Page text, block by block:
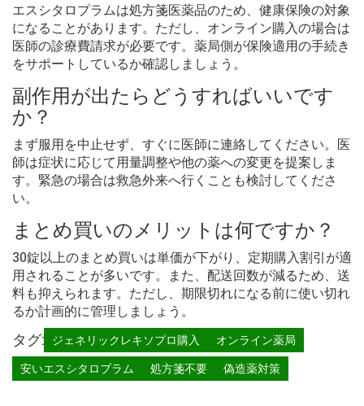
エスシタロプラムは処方箋医薬品のため、健康保険の対象
になることがあります。ただし、オンライン購入の場合は
医師の診療費請求が必要です。薬局側が保険適用の手続き
をサポートしているか確認しましょう。
副作用が出たらどうすればいいです
か？
まず服用を中止せず、すぐに医師に連絡してください。医
師は症状に応じて用量調整や他の薬への変更を提案しま
す。緊急の場合は救急外来へ行くことも検討してくださ
い。
まとめ買いのメリットは何ですか？
30錠以上のまとめ買いは単価が下がり、定期購入割引が適
用されることが多いです。また、配送回数が減るため、送
料も抑えられます。ただし、期限切れになる前に使い切れ
るか計画的に管理しましょう。
タグ: ジェネリックレキソプロ購入
オンライン薬局
安いエスシタロプラム
処方箋不要 偽造薬対策